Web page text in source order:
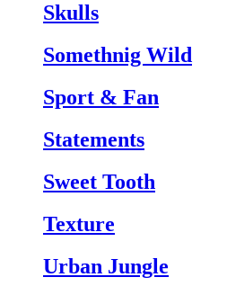
Skulls
Somethnig Wild
Sport & Fan
Statements
Sweet Tooth
Texture
Urban Jungle